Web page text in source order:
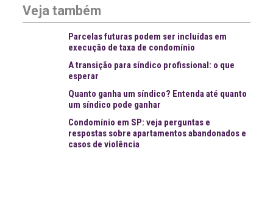
Veja também
Parcelas futuras podem ser incluídas em
execução de taxa de condomínio
A transição para síndico profissional: o que
esperar
Quanto ganha um síndico? Entenda até quanto
um síndico pode ganhar
Condomínio em SP: veja perguntas e
respostas sobre apartamentos abandonados e
casos de violência